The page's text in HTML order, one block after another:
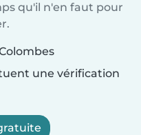
qu'il n'en faut pour
une vérification